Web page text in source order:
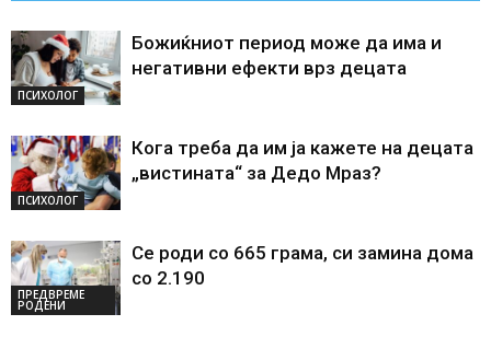
ПСИХОЛОГ
Божиќниот период може да има и
негативни ефекти врз децата
ПСИХОЛОГ
Кога треба да им ја кажете на децата
„вистината“ за Дедо Мраз?
ПРЕДВРЕМЕ
РОДЕНИ
Се роди со 665 грама, си замина дома
со 2.190